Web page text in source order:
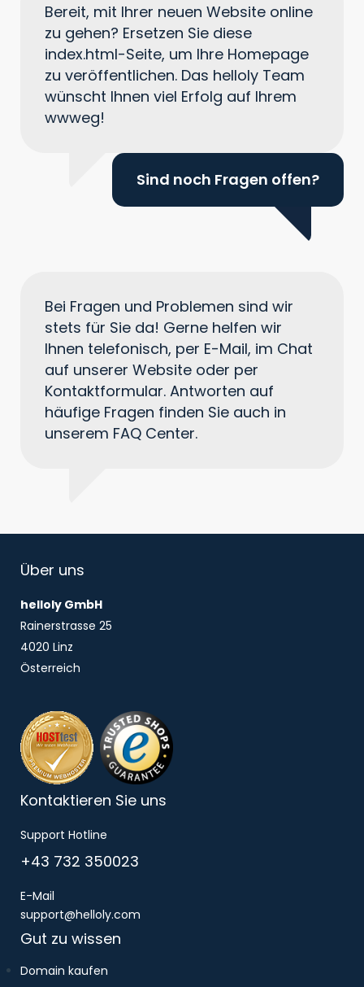
Bereit, mit Ihrer neuen Website online
zu gehen? Ersetzen Sie diese
index.html-Seite, um Ihre Homepage
zu veröffentlichen. Das helloly Team
wünscht Ihnen viel Erfolg auf Ihrem
wwweg!
Sind noch Fragen offen?
Bei Fragen und Problemen sind wir
stets für Sie da! Gerne helfen wir
Ihnen telefonisch, per E-Mail, im Chat
auf unserer Website oder per
Kontaktformular. Antworten auf
häufige Fragen finden Sie auch in
unserem FAQ Center.
Über uns
helloly GmbH
Rainerstrasse 25
4020 Linz
Österreich
Kontaktieren Sie uns
Support Hotline
+43 732 350023
E-Mail
support@helloly.com
Gut zu wissen
Domain kaufen